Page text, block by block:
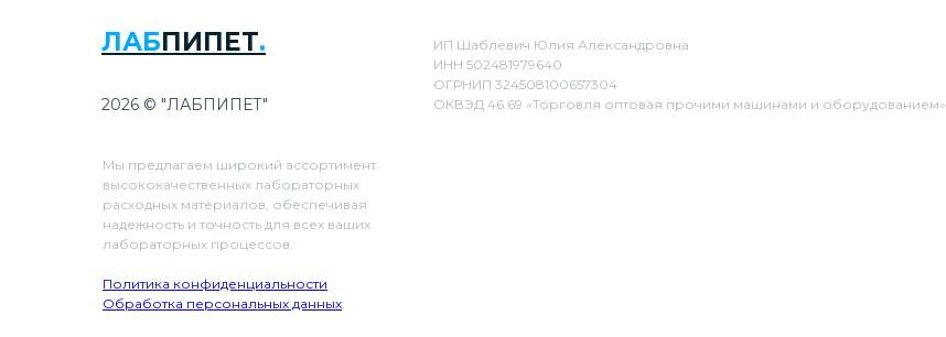
ЛАБПИПЕТ.
Мы предлагаем широкий ассортимент
высококачественных лабораторных
расходных материалов, обеспечивая
надежность и точность для всех ваших
лабораторных процессов.
Политика конфиденциальности
Обработка персональных данных
ИП Шаблевич Юлия Александровна
ИНН 502481979640
ОГРНИП 324508100657304
ОКВЭД 46.69 «Торговля оптовая прочими машинами и оборудованием»
2026 © "ЛАБПИПЕТ"